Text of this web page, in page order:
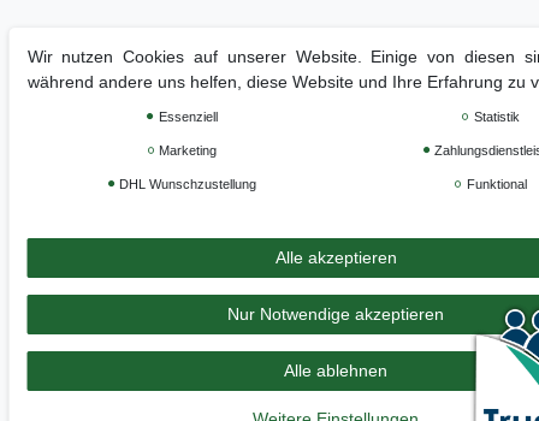
Wir nutzen Cookies auf unserer Website. Einige von diesen
während andere uns helfen, diese Website und Ihre Erfahrung zu
Essenziell Statistik
Marketing
DHL Wunschzustellung Funktional
Alle akzeptieren
Nur Notwendige akzeptieren
Alle ablehnen